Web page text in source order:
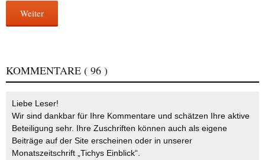
Weiter
KOMMENTARE ( 96 )
Liebe Leser!
Wir sind dankbar für Ihre Kommentare und schätzen Ihre aktive
Beteiligung sehr. Ihre Zuschriften können auch als eigene
Beiträge auf der Site erscheinen oder in unserer
Monatszeitschrift „Tichys Einblick“.